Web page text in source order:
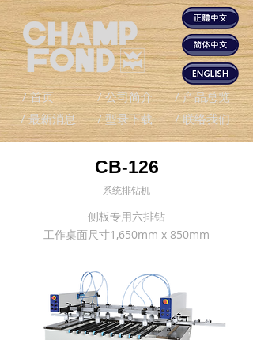
/ 首页
/ 最新消息
/ 公司简介
/ 型录下载
/ 产品总览
/ 联络我们
CB-126
系统排钻机
侧板专用六排钻
工作桌面尺寸1,650mm x 850mm